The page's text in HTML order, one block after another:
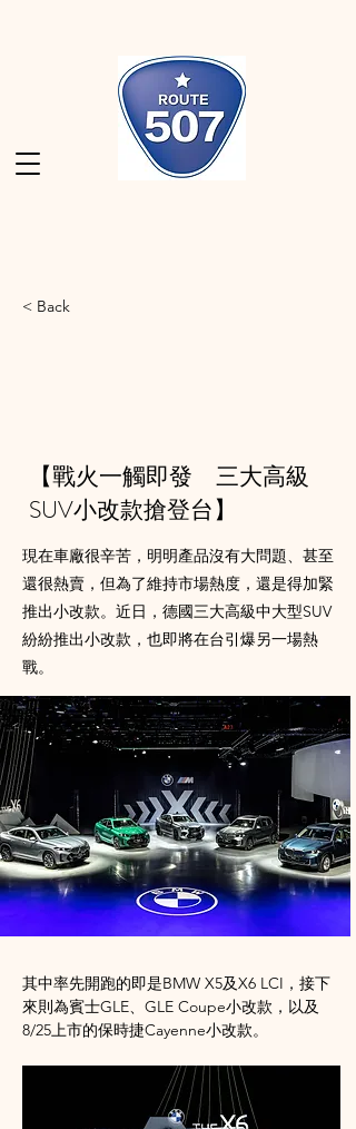
< Back
【戰火一觸即發 三大高級
SUV小改款搶登台】
現在車廠很辛苦，明明產品沒有大問題、甚至
還很熱賣，但為了維持市場熱度，還是得加緊
推出小改款。近日，德國三大高級中大型SUV
紛紛推出小改款，也即將在台引爆另一場熱
戰。
其中率先開跑的即是BMW X5及X6 LCI，接下
來則為賓士GLE、GLE Coupe小改款，以及
8/25上市的保時捷Cayenne小改款。